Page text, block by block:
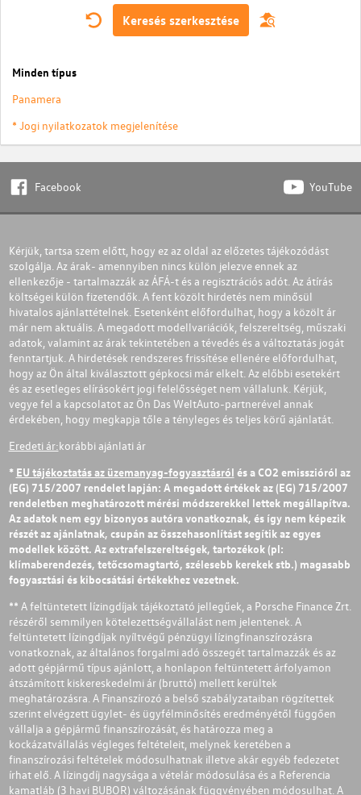
Keresés szerkesztése
Minden típus
Panamera
* Jogi nyilatkozatok megjelenítése
Facebook YouTube
Kérjük, tartsa szem előtt, hogy ez az oldal az előzetes tájékozódást
szolgálja. Az árak- amennyiben nincs külön jelezve ennek az
ellenkezője - tartalmazzák az ÁFÁ-t és a regisztrációs adót. Az átírás
költségei külön fizetendők. A fent közölt hirdetés nem minősül
hivatalos ajánlattételnek. Esetenként előfordulhat, hogy a közölt ár
már nem aktuális. A megadott modellvariációk, felszereltség, műszaki
adatok, valamint az árak tekintetében a tévedés és a változtatás jogát
fenntartjuk. A hirdetések rendszeres frissítése ellenére előfordulhat,
hogy az Ön által kiválasztott gépkocsi már elkelt. Az előbbi esetekért
és az esetleges elírásokért jogi felelősséget nem vállalunk. Kérjük,
vegye fel a kapcsolatot az Ön Das WeltAuto-partnerével annak
érdekében, hogy megkapja tőle a tényleges és teljes körű ajánlatát.
Eredeti ár:korábbi ajánlati ár
* EU tájékoztatás az üzemanyag-fogyasztásról és a CO2 emisszióról az
(EG) 715/2007 rendelet lapján: A megadott értékek az (EG) 715/2007
rendeletben meghatározott mérési módszerekkel lettek megállapítva.
Az adatok nem egy bizonyos autóra vonatkoznak, és így nem képezik
részét az ajánlatnak, csupán az összehasonlítást segítik az egyes
modellek között. Az extrafelszereltségek, tartozékok (pl:
klímaberendezés, tetőcsomagtartó, szélesebb kerekek stb.) magasabb
fogyasztási és kibocsátási értékekhez vezetnek.
** A feltüntetett lízingdíjak tájékoztató jellegűek, a Porsche Finance Zrt.
részéről semmilyen kötelezettségvállalást nem jelentenek. A
feltüntetett lízingdíjak nyíltvégű pénzügyi lízingfinanszírozásra
vonatkoznak, az általános forgalmi adó összegét tartalmazzák és az
adott gépjármű típus ajánlott, a honlapon feltüntetett árfolyamon
átszámított kiskereskedelmi ár (bruttó) mellett kerültek
meghatározásra. A Finanszírozó a belső szabályzataiban rögzítettek
szerint elvégzett ügylet- és ügyfélminősítés eredményétől függően
vállalja a gépjármű finanszírozását, és határozza meg a
kockázatvállalás végleges feltételeit, melynek keretében a
finanszírozási feltételek módosulhatnak illetve akár egyéb fedezetet
írhat elő. A lízingdíj nagysága a vételár módosulása és a Referencia
kamatláb (3 havi BUBOR) változásának függvényében módosulhat. A